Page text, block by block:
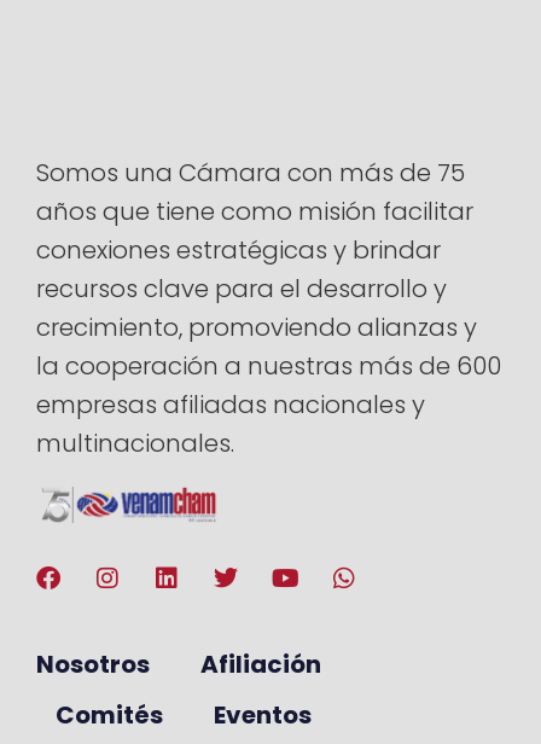
Somos una Cámara con más de 75
años que tiene como misión facilitar
conexiones estratégicas y brindar
recursos clave para el desarrollo y
crecimiento, promoviendo alianzas y
la cooperación a nuestras más de 600
empresas afiliadas nacionales y
multinacionales.
Nosotros
Afiliación
Comités
Eventos